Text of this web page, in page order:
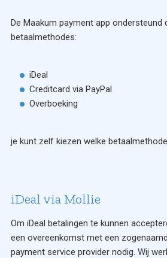
De Maakum payment app ondersteund
betaalmethodes:
iDeal
Creditcard via PayPal
Overboeking
je kunt zelf kiezen welke
iDeal via Mollie
Om iDeal betalingen te kunnen
een overeenkomst met een
payment service provider nodig. Wij